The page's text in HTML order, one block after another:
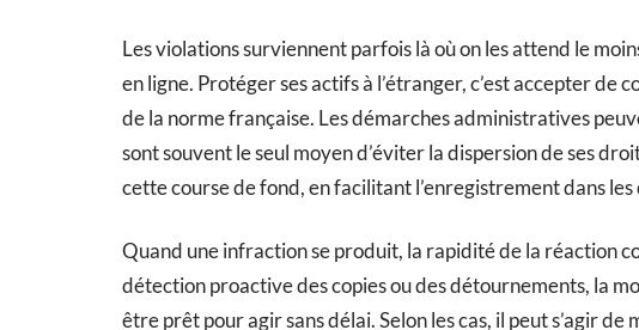
Les violations surviennent parfois là où on les attend le
en ligne. Protéger ses actifs à l’étranger, c’est accepter de
de la norme française. Les démarches administratives
sont souvent le seul moyen d’éviter la dispersion de ses
cette course de fond, en facilitant l’enregistrement dans
Quand une infraction se produit, la rapidité de la réaction
détection proactive des copies ou des détournements, la
être prêt pour agir sans délai. Selon les cas, il peut s’agir